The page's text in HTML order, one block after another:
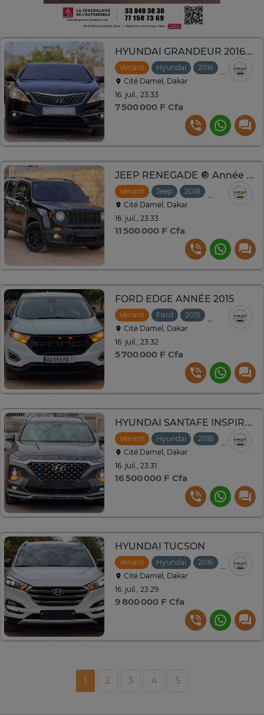
HYUNDAI GRANDEUR 2016-2017
Venant Hyundai 2016
Cité Damel, Dakar
16. juil., 23:33
7 500 000 F Cfa
JEEP RENEGADE 🔘 Année : *2018
Venant Jeep 2018
Automatique
Cité Damel, Dakar
16. juil., 23:33
11 500 000 F Cfa
FORD EDGE ANNÉE 2015
Venant Ford 2015
Automatique
Cité Damel, Dakar
16. juil., 23:32
5 700 000 F Cfa
HYUNDAI SANTAFE INSPIRATION *2018 -2019*
Venant Hyundai 2018
Cité Damel, Dakar
16. juil., 23:31
16 500 000 F Cfa
HYUNDAI TUCSON
Venant Hyundai 2016
Cité Damel, Dakar
16. juil., 23:29
9 800 000 F Cfa
1 2 3 4 5